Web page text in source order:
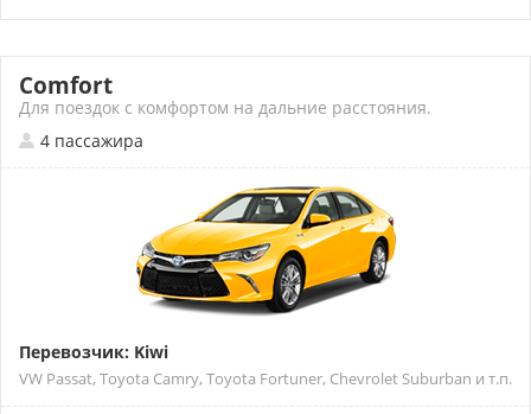
Comfort
Для поездок с комфортом на дальние расстояния.
4 пассажира
Перевозчик: Kiwi
VW Passat, Toyota Camry, Toyota Fortuner, Chevrolet Suburban и т.п.